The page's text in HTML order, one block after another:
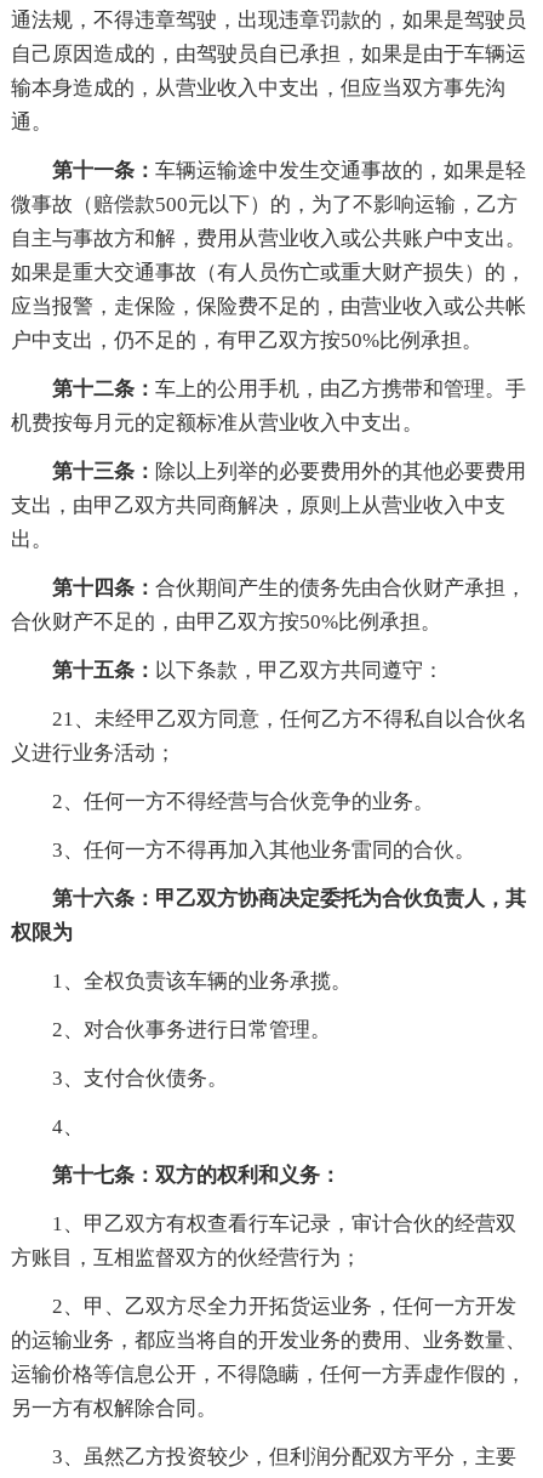
通法规，不得违章驾驶，出现违章罚款的，如果是驾驶员
自己原因造成的，由驾驶员自已承担，如果是由于车辆运
输本身造成的，从营业收入中支出，但应当双方事先沟
通。
第十一条： 车辆运输途中发生交通事故的，如果是轻
微事故（赔偿款500元以下）的，为了不影响运输，乙方
自主与事故方和解，费用从营业收入或公共账户中支出。
如果是重大交通事故（有人员伤亡或重大财产损失）的，
应当报警，走保险，保险费不足的，由营业收入或公共帐
户中支出，仍不足的，有甲乙双方按50%比例承担。
第十二条： 车上的公用手机，由乙方携带和管理。手
机费按每月元的定额标准从营业收入中支出。
第十三条： 除以上列举的必要费用外的其他必要费用
支出，由甲乙双方共同商解决，原则上从营业收入中支
出。
第十四条： 合伙期间产生的债务先由合伙财产承担，
合伙财产不足的，由甲乙双方按50%比例承担。
第十五条： 以下条款，甲乙双方共同遵守：
21、未经甲乙双方同意，任何乙方不得私自以合伙名
义进行业务活动；
2、任何一方不得经营与合伙竞争的业务。
3、任何一方不得再加入其他业务雷同的合伙。
第十六条：甲乙双方协商决定委托为合伙负责人，其
权限为
1、全权负责该车辆的业务承揽。
2、对合伙事务进行日常管理。
3、支付合伙债务。
4、
第十七条：双方的权利和义务：
1、甲乙双方有权查看行车记录，审计合伙的经营双
方账目，互相监督双方的伙经营行为；
2、甲、乙双方尽全力开拓货运业务，任何一方开发
的运输业务，都应当将自的开发业务的费用、业务数量、
运输价格等信息公开，不得隐瞒，任何一方弄虚作假的，
另一方有权解除合同。
3、虽然乙方投资较少，但利润分配双方平分，主要